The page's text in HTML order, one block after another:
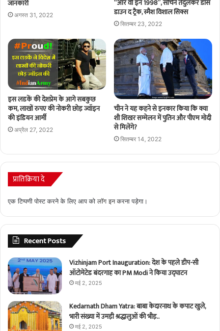
जानकारी
अगस्त 31, 2022
“आर वी इन 1998”, सचिन तेंदुलकर डांस
डाउन द ट्रैक, स्मैश विशाल सिक्स
सितम्बर 23, 2022
इस लडकें की देशप्रेम के आगे सबकुछ
कम, लाखों रुपए की नोकरी छोड़ ज्वॉइन
की इंडियन आर्मी
अप्रैल 27, 2022
चीन ने यह कहने से इनकार किया कि क्या
शी शिखर सम्मेलन में पुतिन और पीएम मोदी
से मिलेंगे?
सितम्बर 14, 2022
प्रातिक्रिया दे
एक टिप्पणी पोस्ट करने के लिए आप कोलॉग इनकरना पड़ेगा।
Recent Posts
Vizhinjam Port Inauguration: देश के पहले डीप-सी
ऑटोमेटेड बंदरगाह का PM Modi ने किया उद्घाटन
मई 2, 2025
Kedarnath Dham Yatra: बाबा केदारनाथ के कपाट खुले,
भारी संख्या में उमड़ी श्रद्धालुओं की भीड़..
मई 2, 2025